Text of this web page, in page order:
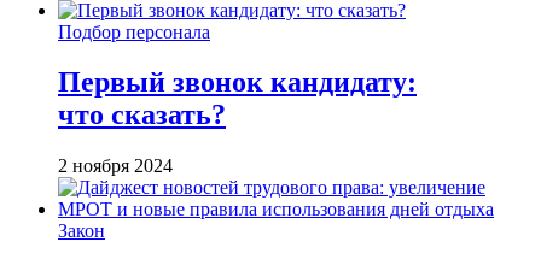
Подбор персонала
Первый звонок кандидату:
что сказать?
2 ноября 2024
Закон